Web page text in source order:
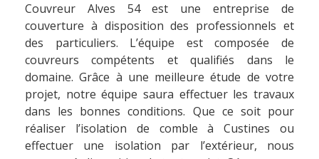
Couvreur Alves 54 est une entreprise de
couverture à disposition des professionnels et
des particuliers. L’équipe est composée de
couvreurs compétents et qualifiés dans le
domaine. Grâce à une meilleure étude de votre
projet, notre équipe saura effectuer les travaux
dans les bonnes conditions. Que ce soit pour
réaliser l’isolation de comble à Custines ou
effectuer une isolation par l’extérieur, nous